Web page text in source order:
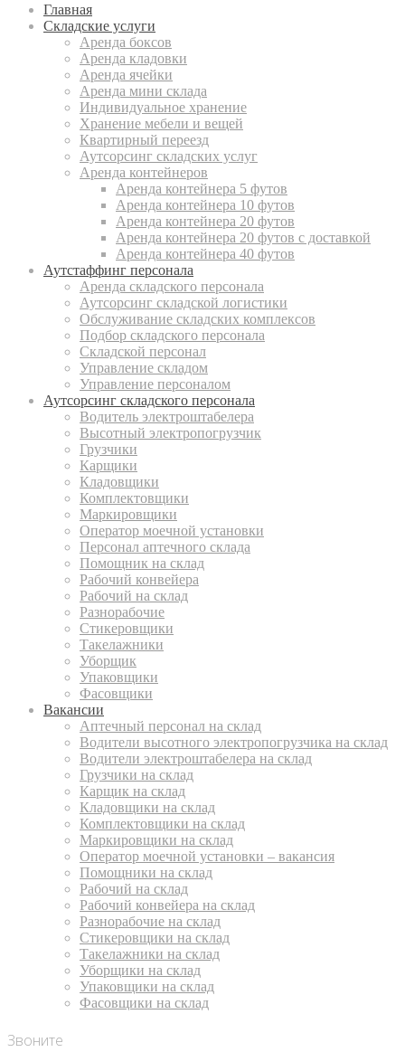
Главная
Складские услуги
Аренда боксов
Аренда кладовки
Аренда ячейки
Аренда мини склада
Индивидуальное хранение
Хранение мебели и вещей
Квартирный переезд
Аутсорсинг складских услуг
Аренда контейнеров
Аренда контейнера 5 футов
Аренда контейнера 10 футов
Аренда контейнера 20 футов
Аренда контейнера 20 футов с доставкой
Аренда контейнера 40 футов
Аутстаффинг персонала
Аренда складского персонала
Аутсорсинг складской логистики
Обслуживание складских комплексов
Подбор складского персонала
Складской персонал
Управление складом
Управление персоналом
Аутсорсинг складского персонала
Водитель электроштабелера
Высотный электропогрузчик
Грузчики
Карщики
Кладовщики
Комплектовщики
Маркировщики
Оператор моечной установки
Персонал аптечного склада
Помощник на склад
Рабочий конвейера
Рабочий на склад
Разнорабочие
Стикеровщики
Такелажники
Уборщик
Упаковщики
Фасовщики
Вакансии
Аптечный персонал на склад
Водители высотного электропогрузчика на склад
Водители электроштабелера на склад
Грузчики на склад
Карщик на склад
Кладовщики на склад
Комплектовщики на склад
Маркировщики на склад
Оператор моечной установки – вакансия
Помощники на склад
Рабочий на склад
Рабочий конвейера на склад
Разнорабочие на склад
Стикеровщики на склад
Такелажники на склад
Уборщики на склад
Упаковщики на склад
Фасовщики на склад
Звоните